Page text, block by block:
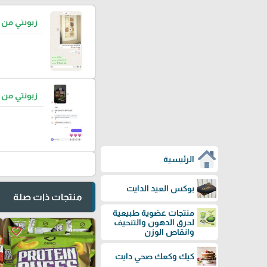
الرئيسية
بوكس العيد الدايت
منتجات عضوية طبيعية
لحرق الدهون والتنحيف
وانقاص الوزن
كيك وكعك صحي دايت
زبونتي
زبونتي
منتجات ذات صلة
favorite_border